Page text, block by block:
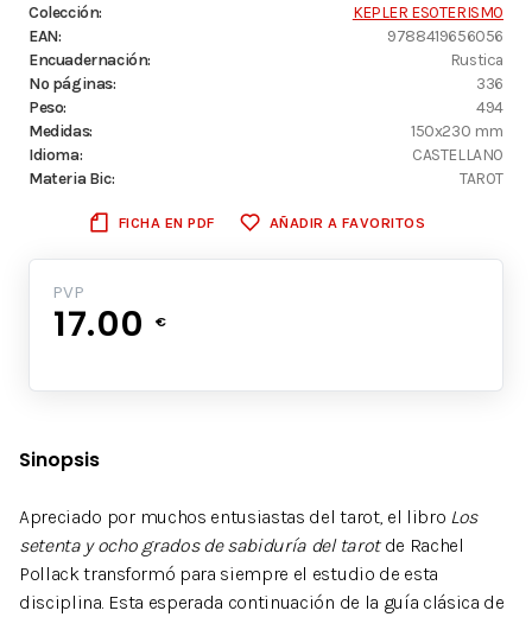
Colección:
KEPLER ESOTERISMO
EAN:
9788419656056
Encuadernación:
Rustica
Nº páginas:
336
Peso:
494
Medidas:
150x230 mm
Idioma:
CASTELLANO
Materia Bic:
TAROT
FICHA EN PDF AÑADIR A FAVORITOS
PVP
17.00 €
Sinopsis
Apreciado por muchos entusiastas del tarot, el libro Los
setenta y ocho grados de sabiduría del tarotde Rachel
Pollack transformó para siempre el estudio de esta
disciplina. Esta esperada continuación de la guía clásica de